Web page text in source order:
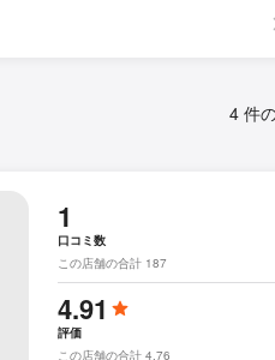
4 件
1
口コミ数
この店舗の合計 187
4.91
評価
この店舗の合計 4.76